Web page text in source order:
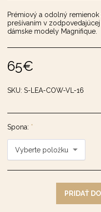
Prémiový a odolný
prešívaním v
dámske modely Magnifique.
65€
SKU: S-LEA-COW-VL-16
Spona: *
Vyberte položku
PRIDAŤ